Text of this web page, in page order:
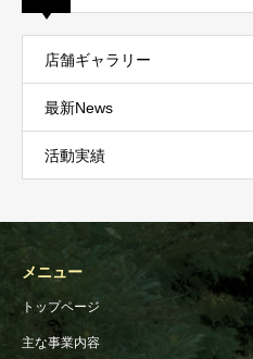
店舗ギャラリー
最新News
活動実績
メニュー
トップページ
主な事業内容